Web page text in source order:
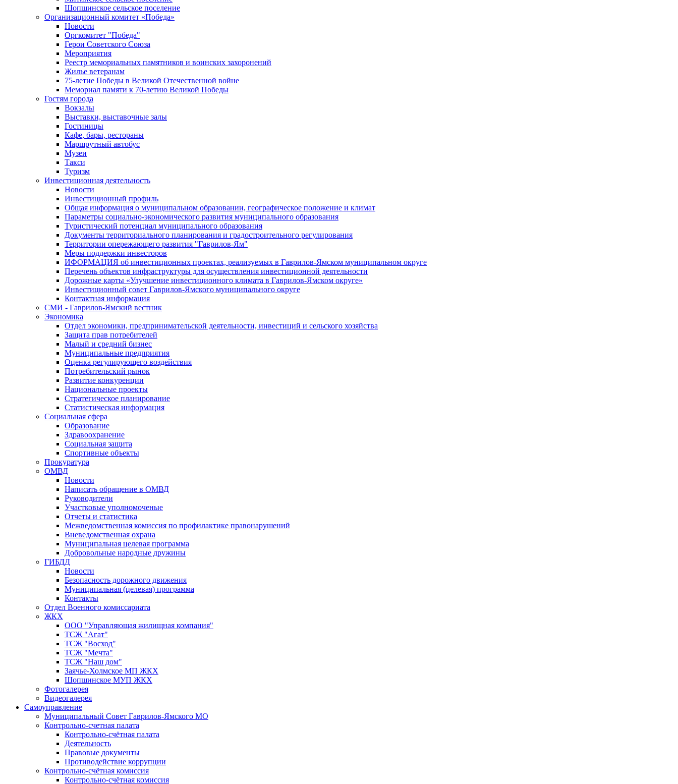
Шопшинское сельское поселение
Организационный комитет «Победа»
Новости
Оргкомитет "Победа"
Герои Советского Союза
Мероприятия
Реестр мемориальных памятников и воинских захоронений
Жилье ветеранам
75-летие Победы в Великой Отечественной войне
Мемориал памяти к 70-летию Великой Победы
Гостям города
Вокзалы
Выставки, выставочные залы
Гостиницы
Кафе, бары, рестораны
Маршрутный автобус
Музеи
Такси
Туризм
Инвестиционная деятельность
Новости
Инвестиционный профиль
Общая информация о муниципальном образовании, географическое положение и климат
Параметры социально-экономического развития муниципального образования
Туристический потенциал муниципального образования
Документы территориального планирования и градостроительного регулирования
Территории опережающего развития "Гаврилов-Ям"
Меры поддержки инвесторов
ИФОРМАЦИЯ об инвестиционных проектах, реализуемых в Гаврилов-Ямском муниципальном округе
Перечень объектов инфраструктуры для осуществления инвестиционной деятельности
Дорожные карты «Улучшение инвестиционного климата в Гаврилов-Ямском округе»
Инвестиционный совет Гаврилов-Ямского муниципального округе
Контактная информация
СМИ - Гаврилов-Ямский вестник
Экономика
Отдел экономики, предпринимательской деятельности, инвестиций и сельского хозяйства
Защита прав потребителей
Малый и средний бизнес
Муниципальные предприятия
Оценка регулирующего воздействия
Потребительский рынок
Развитие конкуренции
Национальные проекты
Стратегическое планирование
Статистическая информация
Социальная сфера
Образование
Здравоохранение
Социальная защита
Спортивные объекты
Прокуратура
ОМВД
Новости
Написать обращение в ОМВД
Руководители
Участковые уполномоченые
Отчеты и статистика
Межведомственная комиссия по профилактике правонарушений
Вневедомственная охрана
Муниципальная целевая программа
Добровольные народные дружины
ГИБДД
Новости
Безопасность дорожного движения
Муниципальная (целевая) программа
Контакты
Отдел Военного комиссариата
ЖКХ
ООО "Управляющая жилищная компания"
ТСЖ "Агат"
ТСЖ "Восход"
ТСЖ "Мечта"
ТСЖ "Наш дом"
Заячье-Холмское МП ЖКХ
Шопшинское МУП ЖКХ
Фотогалерея
Видеогалерея
Самоуправление
Муниципальный Совет Гаврилов-Ямского МО
Контрольно-счетная палата
Контрольно-счётная палата
Деятельность
Правовые документы
Противодействие коррупции
Контрольно-счётная комиссия
Контрольно-счётная комиссия